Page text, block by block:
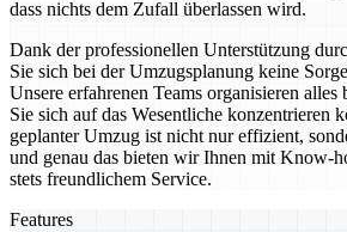
dass nichts dem Zufall überlassen wird.
Dank der professionellen Unterstützung
Sie sich bei der Umzugsplanung keine
Unsere erfahrenen Teams organisieren alles
Sie sich auf das Wesentliche konzentrieren
geplanter Umzug ist nicht nur effizient,
und genau das bieten wir Ihnen mit Know-
stets freundlichem Service.
Features